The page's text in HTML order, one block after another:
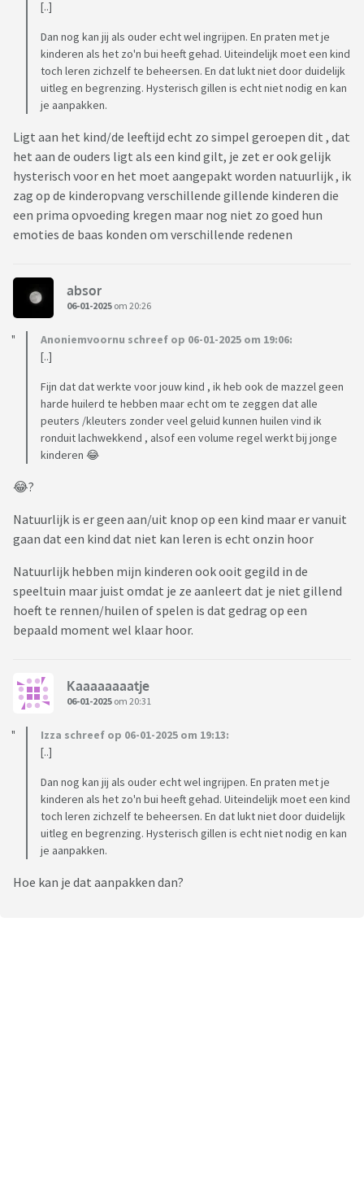
[..]
Dan nog kan jij als ouder echt wel ingrijpen. En praten met je
kinderen als het zo'n bui heeft gehad. Uiteindelijk moet een kind
toch leren zichzelf te beheersen. En dat lukt niet door duidelijk
uitleg en begrenzing. Hysterisch gillen is echt niet nodig en kan
je aanpakken.
Ligt aan het kind/de leeftijd echt zo simpel geroepen dit , dat
het aan de ouders ligt als een kind gilt, je zet er ook gelijk
hysterisch voor en het moet aangepakt worden natuurlijk , ik
zag op de kinderopvang verschillende gillende kinderen die
een prima opvoeding kregen maar nog niet zo goed hun
emoties de baas konden om verschillende redenen
absor
06-01-2025 om 20:26
Anoniemvoornu schreef op 06-01-2025 om 19:06:
[..]
Fijn dat dat werkte voor jouw kind , ik heb ook de mazzel geen
harde huilerd te hebben maar echt om te zeggen dat alle
peuters /kleuters zonder veel geluid kunnen huilen vind ik
ronduit lachwekkend , alsof een volume regel werkt bij jonge
kinderen 😂
😂?
Natuurlijk is er geen aan/uit knop op een kind maar er vanuit
gaan dat een kind dat niet kan leren is echt onzin hoor
Natuurlijk hebben mijn kinderen ook ooit gegild in de
speeltuin maar juist omdat je ze aanleert dat je niet gillend
hoeft te rennen/huilen of spelen is dat gedrag op een
bepaald moment wel klaar hoor.
Kaaaaaaaatje
06-01-2025 om 20:31
Izza schreef op 06-01-2025 om 19:13:
[..]
Dan nog kan jij als ouder echt wel ingrijpen. En praten met je
kinderen als het zo'n bui heeft gehad. Uiteindelijk moet een kind
toch leren zichzelf te beheersen. En dat lukt niet door duidelijk
uitleg en begrenzing. Hysterisch gillen is echt niet nodig en kan
je aanpakken.
Hoe kan je dat aanpakken dan?